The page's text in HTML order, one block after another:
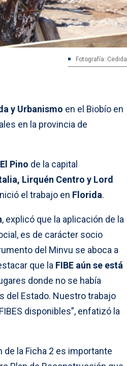
Fotografía: Cedida
y Urbanismo en el Biobío en
en la provincia de
El Pino de la capital
Lirquén Centro y Lord
el trabajo en Florida.
, explicó que la aplicación de la
es de carácter socio
del Minvu se aboca a
que la FIBE aún se está
donde no se había
del Estado. Nuestro trabajo
disponibles”, enfatizó la
de la Ficha 2 es importante